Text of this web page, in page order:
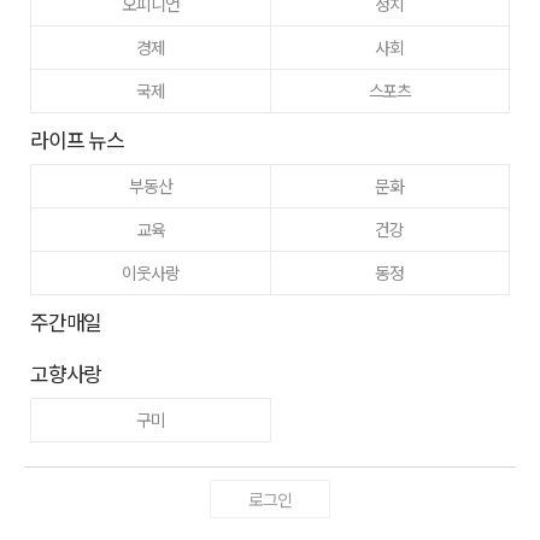
경제
사회
국제
스포츠
라이프 뉴스
부동산
문화
교육
건강
이웃사랑
동정
주간매일
고향사랑
구미
로그인